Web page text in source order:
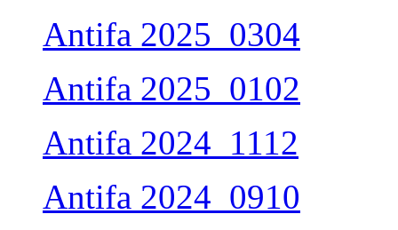
Antifa 2025_0304
Antifa 2025_0102
Antifa 2024_1112
Antifa 2024_0910